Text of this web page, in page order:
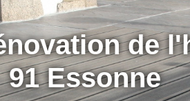
de
91 Essonne